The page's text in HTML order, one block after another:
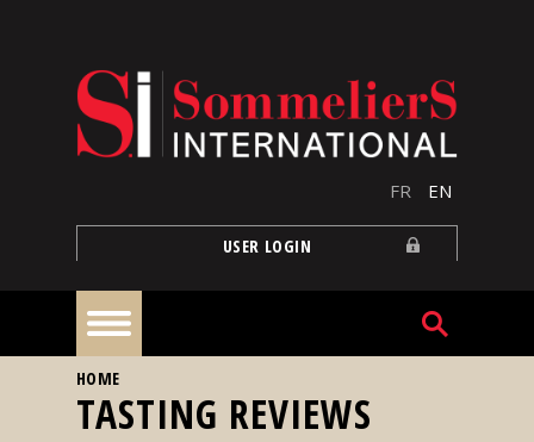
FR EN
USER LOGIN
Home
YOU ARE HERE
HOME
TASTING REVIEWS